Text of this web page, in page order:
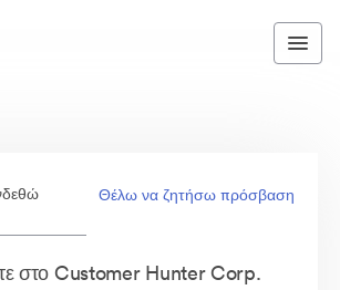
Θέλω να ζητήσω πρόσβαση
στο Customer Hunter Corp.